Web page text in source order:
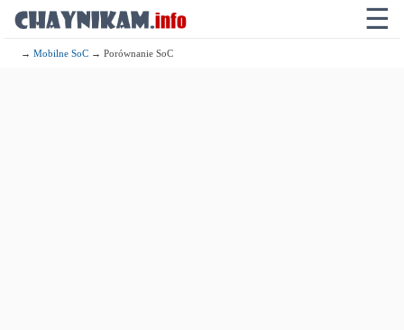
☰
→Mobilne SoC → Porównanie SoC